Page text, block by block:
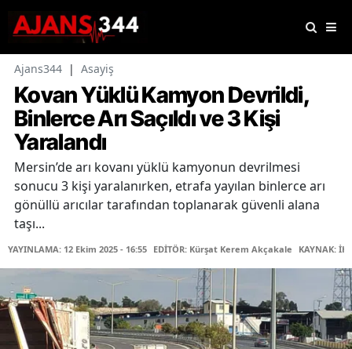
Ajans344 | Asayiş
Kovan Yüklü Kamyon Devrildi,
Binlerce Arı Saçıldı ve 3 Kişi
Yaralandı
Mersin’de arı kovanı yüklü kamyonun devrilmesi
sonucu 3 kişi yaralanırken, etrafa yayılan binlerce arı
gönüllü arıcılar tarafından toplanarak güvenli alana
taşı...
YAYINLAMA: 12 Ekim 2025 - 16:55 EDİTÖR: Kürşat Kerem Akçakale KAYNAK: